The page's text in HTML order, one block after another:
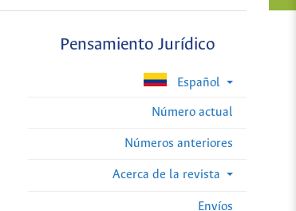
Pensamiento Jurídico
Español
Número actual
Números anteriores
Acerca de la revista
Envíos